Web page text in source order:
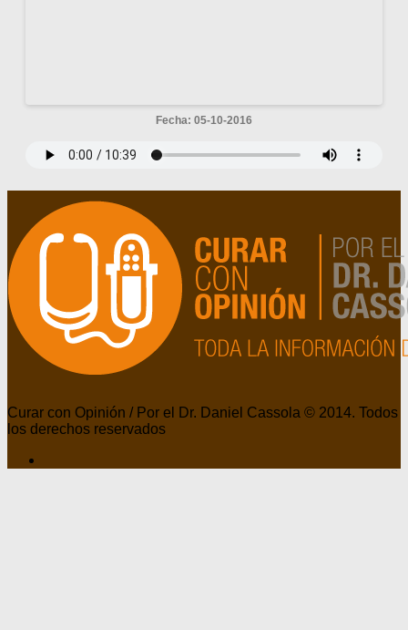
Fecha: 05-10-2016
Curar con Opinión / Por el Dr. Daniel Cassola © 2014. Todos
los derechos reservados